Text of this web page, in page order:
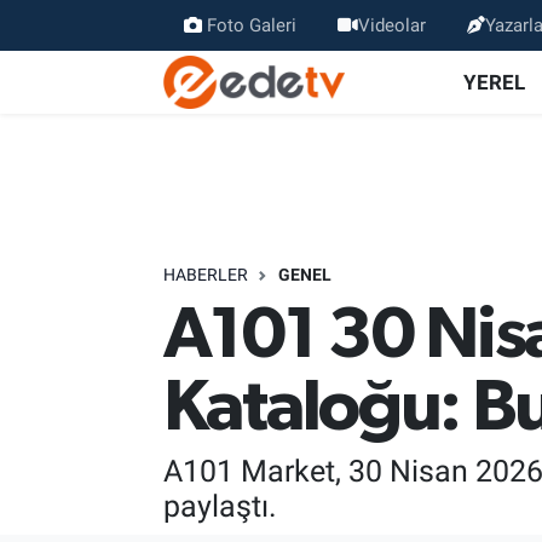
Foto Galeri Videolar
YEREL
HABERLER GENEL
A101 30
Kataloğu:
A101 Market, 30 Nisan
paylaştı.